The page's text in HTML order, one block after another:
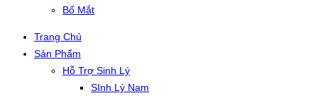
Bổ Mắt
Trang Chủ
Sản Phẩm
Hỗ Trợ Sinh Lý
SInh Lý Nam